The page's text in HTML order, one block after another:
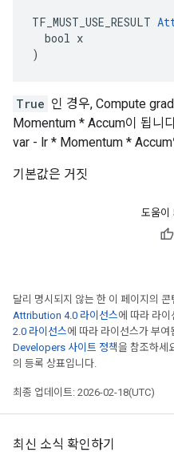
TF_MUST_USE_RESULT
  bool x
)
True 인 경우, Compute
Momentum * Accum이 됩니
var - lr * Momentum * Accum
기본값은 거짓
도움이
달리 명시되지 않는 한 이 페이지의 콘
Attribution 4.0 라이선스에 따라 라
2.0 라이선스에 따라 라이선스가 부여
Developers 사이트 정책을 참조하세
의 등록 상표입니다.
최종 업데이트: 2026-02-18(UTC)
최신 소식 확인하기